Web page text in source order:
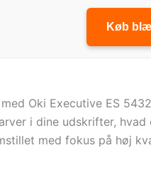
Køb
Oki Executive ES
i dine udskrifter,
med fokus på høj